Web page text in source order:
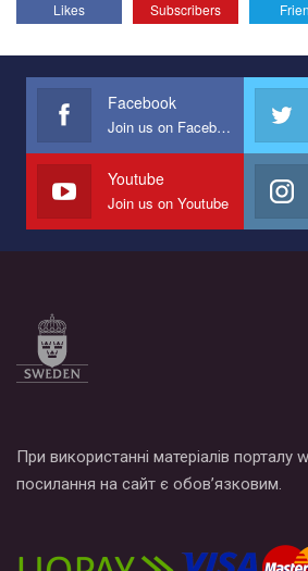
Эмоционально сильный ролик от
представляющий программу развития
Мы просим вас поддержать нас и
наш план по борьбе с насилием и
СОГИ в Украине.
Все, что вам нужно сделать - это зайти
по этой ссылке и поставить лайк под
Likes Subscribers
Facebook
Join us on Facebook
Youtube
Join us on Youtube
При використанні матеріалів порталу
посилання на сайт є обов’язковим.